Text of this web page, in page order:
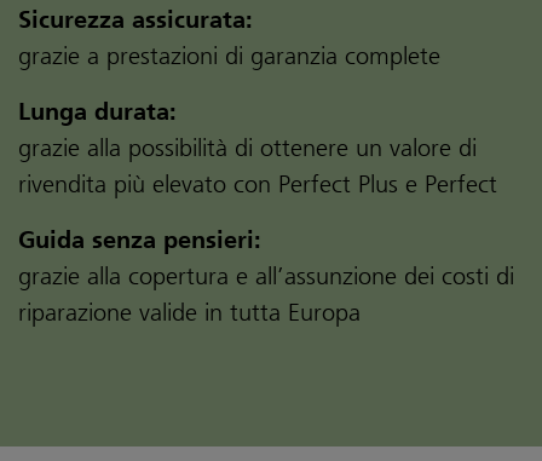
Sicurezza assicurata:
grazie a prestazioni di garanzia complete
Lunga durata:
grazie alla possibilità di ottenere un valore di
rivendita più elevato con Perfect Plus e Perfect
Guida senza pensieri:
grazie alla copertura e all’assunzione dei costi di
riparazione valide in tutta Europa